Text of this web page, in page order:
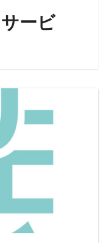
ービ